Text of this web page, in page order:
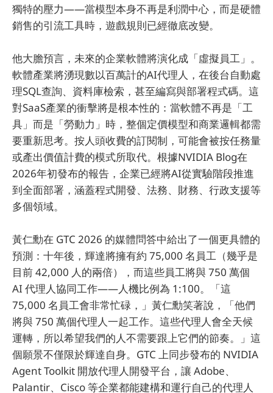
獨特的壓力——當模型本身不再是利潤中心，而是硬體
銷售的引流工具時，遊戲規則已經徹底改變。
他大膽預言，未來的企業軟體將演化成「虛擬員工」。
軟體產業將湧現數以百萬計的AI代理人，在後台自動處
理SQL查詢、資料庫檢索，甚至編寫與部署程式碼。這
對SaaS產業的衝擊將是根本性的：當軟體不再是「工
具」而是「勞動力」時，整個定價模型和商業邏輯都需
要重新思考。按人頭收費的訂閱制，可能會被按任務量
或產出價值計費的模式所取代。根據NVIDIA Blog在
2026年初發布的報告，企業已經將AI從實驗階段推進
到全面部署，涵蓋程式開發、法務、財務、行政支援等
多個領域。
黃仁勳在 GTC 2026 的媒體問答中給出了一個更具體的
預測：十年後，輝達將擁有約 75,000 名員工（幾乎是
目前 42,000 人的兩倍），而這些員工將與 750 萬個
AI 代理人協同工作——人機比例為 1:100。「這
75,000 名員工會非常忙碌，」黃仁勳笑著說，「他們
將與 750 萬個代理人一起工作。這些代理人會全天候
運轉，所以希望我們的人不需要跟上它們的節奏。」這
個願景不僅限於輝達自身。GTC 上同步發布的 NVIDIA
Agent Toolkit 開放代理人開發平台，讓 Adobe、
Palantir、Cisco 等企業都能建構和運行自己的代理人